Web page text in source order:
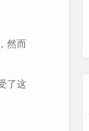
然而
了这